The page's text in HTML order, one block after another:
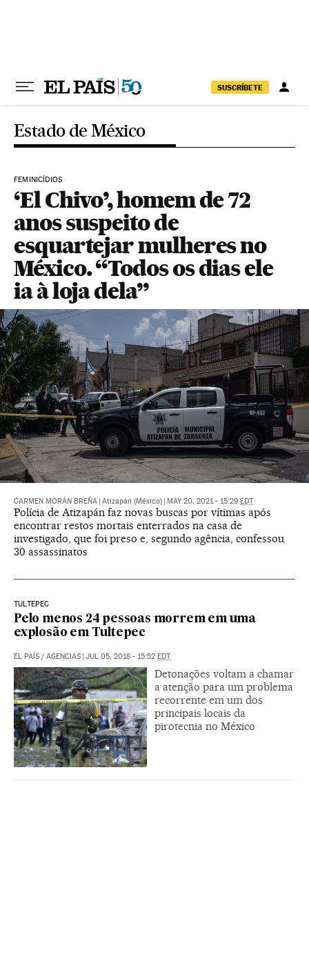
SUSCRÍBETE
Estado de México
FEMINICÍDIOS
‘El Chivo’, homem de 72
anos suspeito de
esquartejar mulheres no
México. “Todos os dias ele
ia à loja dela”
CARMEN MORÁN BREÑA Atizapán (México) MAY 20, 2021 - 15:29 EDT
Polícia de Atizapán faz novas buscas por vítimas após
encontrar restos mortais enterrados na casa de
investigado, que foi preso e, segundo agência, confessou
30 assassinatos
TULTEPEC
Pelo menos 24 pessoas morrem em uma
explosão em Tultepec
EL PAÍS / AGENCIAS JUL 05, 2018 - 15:52 EDT
Detonações voltam a chamar
a atenção para um problema
recorrente em um dos
principais locais da
pirotecnia no México